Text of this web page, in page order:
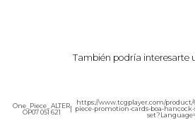
También podría interesarte
Agotado
One_Piece_ALTER
OP07 051 621
|
https://www.tcgplayer.com/product/
piece-promotion-cards-boa-